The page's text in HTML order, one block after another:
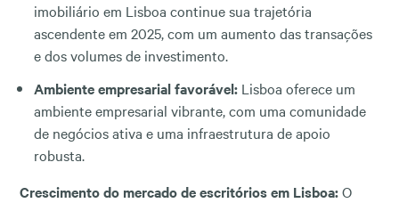
imobiliário em Lisboa continue sua trajetória
ascendente em 2025, com um aumento das transações
e dos volumes de investimento.
Ambiente empresarial favorável: Lisboa oferece um
ambiente empresarial vibrante, com uma comunidade
de negócios ativa e uma infraestrutura de apoio
robusta.
Crescimento do mercado de escritórios em Lisboa:O